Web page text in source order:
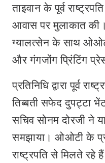
ताइवान के पूर्व
आवास पर मुलाकात
ग्यालत्सेन के साथ
और गंगजोंग प्रिंटिंग
प्रतिनिधि द्वारा पूर्व
तिब्बती सफेद दुपट्टा
सचिव सोनम दोरजी ने
समझाया। ओओटी के
राष्ट्रपति से मिलते रहे